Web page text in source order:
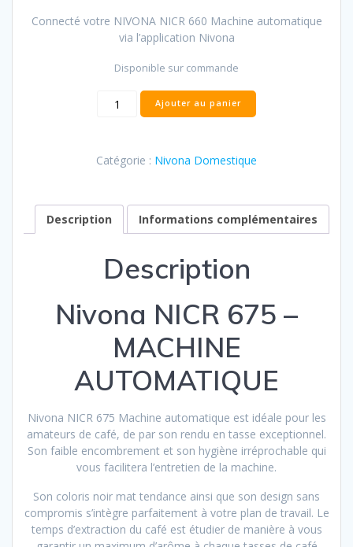
Connecté votre NIVONA NICR 660 Machine automatique
via l’application Nivona
Disponible sur commande
quantité
675
Ajouter au panier
Catégorie : Nivona Domestique
Description Informations complémentaires
Description
Nivona NICR 675 –
MACHINE
AUTOMATIQUE
Nivona NICR 675 Machine automatique est idéale pour les
amateurs de café, de par son rendu en tasse exceptionnel.
Son faible encombrement et son hygiène irréprochable qui
vous facilitera l’entretien de la machine.
Son coloris noir mat tendance ainsi que son design sans
compromis s’intègre parfaitement à votre plan de travail. Le
temps d’extraction du café est étudier de manière à vous